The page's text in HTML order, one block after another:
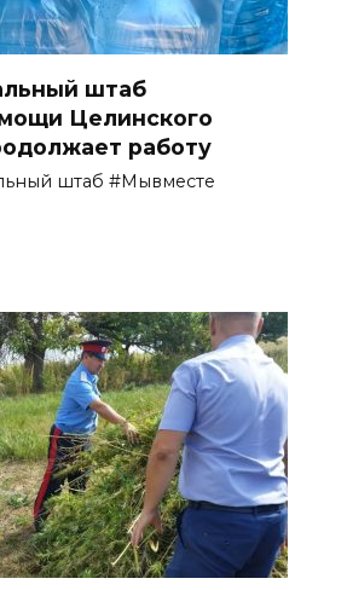
штаб
Целинского
работу
штаб #Мывместе